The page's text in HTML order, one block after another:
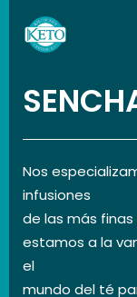
Nos
infusiones
de las más
estamos a la
el
mundo del té